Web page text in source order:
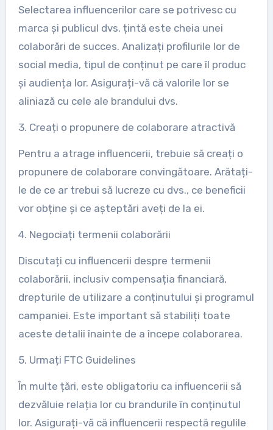
Selectarea influencerilor care se potrivesc cu
marca și publicul dvs. țintă este cheia unei
colaborări de succes. Analizați profilurile lor de
social media, tipul de conținut pe care îl produc
și audiența lor. Asigurați-vă că valorile lor se
aliniază cu cele ale brandului dvs.
3. Creați o propunere de colaborare atractivă
Pentru a atrage influencerii, trebuie să creați o
propunere de colaborare convingătoare. Arătați-
le de ce ar trebui să lucreze cu dvs., ce beneficii
vor obține și ce așteptări aveți de la ei.
4. Negociați termenii colaborării
Discutați cu influencerii despre termenii
colaborării, inclusiv compensația financiară,
drepturile de utilizare a conținutului și programul
campaniei. Este important să stabiliți toate
aceste detalii înainte de a începe colaborarea.
5. Urmați FTC Guidelines
În multe țări, este obligatoriu ca influencerii să
dezvăluie relația lor cu brandurile în conținutul
lor. Asigurați-vă că influencerii respectă regulile